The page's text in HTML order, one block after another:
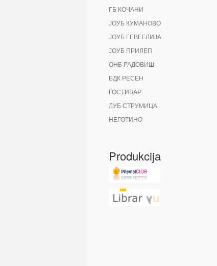
ГБ КОЧАНИ
ЈОУБ КУМАНОВО
ЈОУБ ГЕВГЕЛИЈА
ЈОУБ ПРИЛЕП
ОНБ РАДОВИШ
БДК РЕСЕН
ГОСТИВАР
ЛУБ СТРУМИЦА
НЕГОТИНО
Produkcija